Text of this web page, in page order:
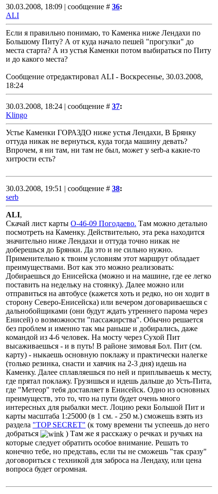
30.03.2008, 18:09 | сообщение # 36:
ALI
Если я правильно понимаю, то Каменка ниже Лендахи по
Большому Питу? А от куда начало пешей "прогулки" до
места старта? А из устья Каменки потом выбираться по Питу
и до какого места?
Сообщение отредактировал ALI - Воскресенье, 30.03.2008,
18:24
30.03.2008, 18:24 | сообщение # 37:
Klingo
Устье Каменки ГОРАЗДО ниже устья Лендахи, В Брянку
оттуда никак не вернуться, куда тогда машину девать?
Впрочем, я ни там, ни там не был, может у serb-а какие-то
хитрости есть?
30.03.2008, 19:51 | сообщение # 38:
serb
ALI,
Скачай лист карты О-46-09 Погодаево. Там можно детально
посмотреть на Каменку. Действительно, эта река находится
значительно ниже Лендахи и оттуда точно никак не
доберешься до Брянки. Да это и не сильно нужно.
Применительно к твоим условиям этот маршрут обладает
преимуществами. Вот как это можно реализовать:
Добираешься до Енисейска (можно и на машине, где ее легко
поставить на недельку на стоянку). Далее можно или
отправиться на автобусе (кажется хоть и редко, но он ходит в
сторону Северо-Енисейска) или вечером договариваешься с
дальнобойщиками (они будут ждать утреннего парома через
Енисей) о возможности "пассажирства". Обычно решается
без проблем и именно так мы раньше и добирались, даже
командой из 4-6 человек. На мосту через Сухой Пит
высаживаешься - и в путь! В районе зимовья Бол. Пит (см.
карту) - ныкаешь основную поклажу и практически налегке
(только резинка, снасти и хавчик на 2-3 дня) идешь на
Каменку. Далее сплавляешься по ней и приплываешь к месту,
где прятал поклажу. Грузишься и идешь дальше до Усть-Пита,
где "Метеор" тебя доставляет в Енисейск. Одно из основных
преимуществ, это то, что на пути будет очень много
интересных для рыбалки мест. Лоцию реки Большой Пит и
карты масштаба 1:25000 (в 1 см. - 250 м.) сможешь взять из
раздела "TOP SECRET" (к тому времени ты успеешь до него
добраться
) Там же я расскажу о речках и ручьях на
которые следует обратить особое внимание. Решать то
конечно тебе, но представь, если ты не сможешь "так сразу"
договориться с техникой для заброса на Лендаху, или цена
вопроса будет огромная.